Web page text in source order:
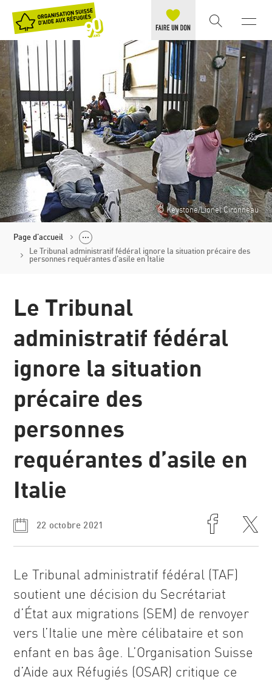
© Keystone/Lionel Cironneau
Page d'accueil
de presse
Le Tribunal administratif fédéral ignore la situation précaire des
personnes requérantes d’asile en Italie
Le Tribunal
administratif fédéral
ignore la situation
précaire des
personnes
requérantes d’asile en
Italie
22 octobre 2021
Le Tribunal administratif fédéral (TAF)
soutient une décision du Secrétariat
d’État aux migrations (SEM) de renvoyer
vers l’Italie une mère célibataire et son
enfant en bas âge. L’Organisation Suisse
d’Aide aux Réfugiés (OSAR) critique ce